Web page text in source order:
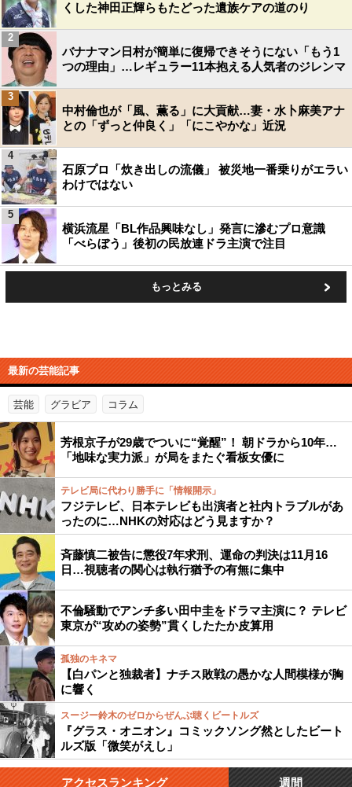
くした神田正輝らもたどった遺族ケアの道のり
バナナマン日村が簡単に復帰できそうにない「もう1
つの理由」…レギュラー11本抱える人気者のジレンマ
2
中村倫也が「風、薫る」に大貢献…妻・水卜麻美アナ
との「ずっと仲良く」「にこやかな」近況
3
石原プロ「炊き出しの流儀」 被災地一番乗りがエラい
わけではない
4
横浜流星「BL作品興味なし」発言に滲むプロ意識
「べらぼう」後初の民放連ドラ主演で注目
5
もっとみる
最新の芸能記事
芸能 グラビア コラム
芳根京子が29歳でついに“覚醒”！ 朝ドラから10年…
「地味な実力派」が局をまたぐ看板女優に
テレビ局に代わり勝手に「情報開示」
フジテレビ、日本テレビも出演者と社内トラブルがあ
ったのに…NHKの対応はどう見ますか？
斉藤慎二被告に懲役7年求刑、運命の判決は11月16
日…視聴者の関心は執行猶予の有無に集中
不倫騒動でアンチ多い田中圭をドラマ主演に？ テレビ
東京が“攻めの姿勢”貫くしたたか皮算用
孤独のキネマ
【白パンと独裁者】ナチス敗戦の愚かな人間模様が胸
に響く
スージー鈴木のゼロからぜんぶ聴くビートルズ
『グラス・オニオン』コミックソング然としたビート
ルズ版「微笑がえし」
アクセスランキング 週間